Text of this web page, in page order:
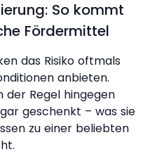
So kommt
Fördermittel
das Risiko oftmals
anbieten.
Regel hingegen
geschenkt – was sie
zu einer beliebten